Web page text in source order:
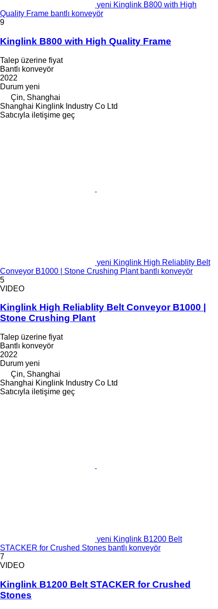
yeni Kinglink B800 with High
Quality Frame bantlı konveyör
9
Kinglink B800 with High Quality Frame
Talep üzerine fiyat
Bantlı konveyör
2022
Durum yeni
Çin, Shanghai
Shanghai Kinglink Industry Co Ltd
Satıcıyla iletişime geç
yeni Kinglink High Reliablity Belt
Conveyor B1000 | Stone Crushing Plant bantlı konveyör
5
VIDEO
Kinglink High Reliablity Belt Conveyor B1000 |
Stone Crushing Plant
Talep üzerine fiyat
Bantlı konveyör
2022
Durum yeni
Çin, Shanghai
Shanghai Kinglink Industry Co Ltd
Satıcıyla iletişime geç
yeni Kinglink B1200 Belt
STACKER for Crushed Stones bantlı konveyör
7
VIDEO
Kinglink B1200 Belt STACKER for Crushed
Stones